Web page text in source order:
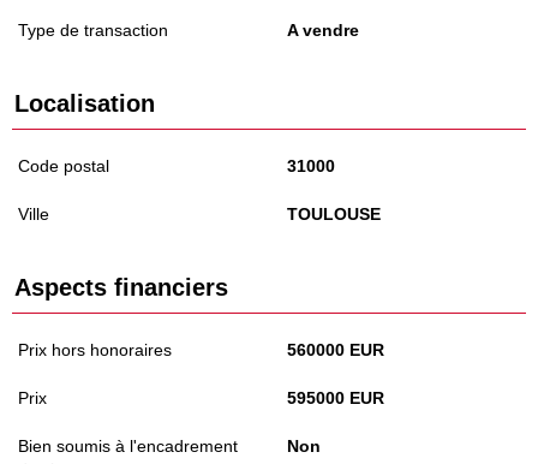
Type de transaction A vendre
Localisation
Code postal 31000
Ville TOULOUSE
Aspects financiers
Prix hors honoraires 560000 EUR
Prix 595000 EUR
Bien soumis à l'encadrement
Non